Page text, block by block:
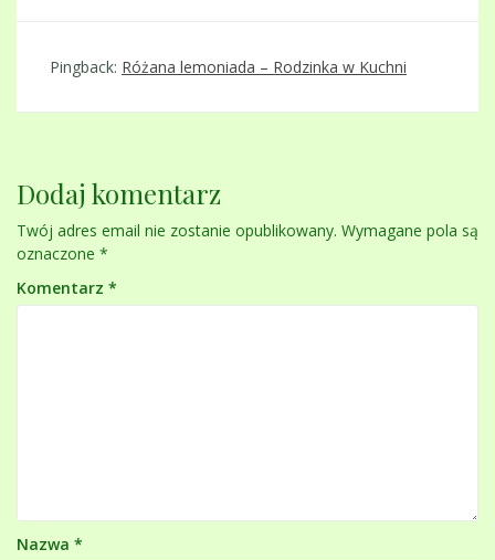
Pingback: Różana lemoniada – Rodzinka w Kuchni
Dodaj komentarz
Twój adres email nie zostanie opublikowany. Wymagane pola są
oznaczone *
Komentarz *
Nazwa *